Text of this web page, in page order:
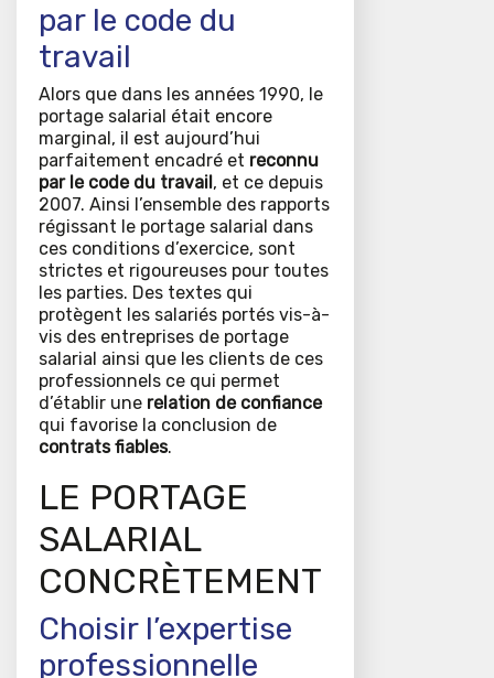
par le code du
travail
Alors que dans les années 1990, le
portage salarial était encore
marginal, il est aujourd’hui
parfaitement encadré et reconnu
par le code du travail, et ce depuis
2007. Ainsi l’ensemble des rapports
régissant le portage salarial dans
ces conditions d’exercice, sont
strictes et rigoureuses pour toutes
les parties. Des textes qui
protègent les salariés portés vis-à-
vis des entreprises de portage
salarial ainsi que les clients de ces
professionnels ce qui permet
d’établir une relation de confiance
qui favorise la conclusion de
contrats fiables.
LE PORTAGE
SALARIAL
CONCRÈTEMENT
Choisir l’expertise
professionnelle